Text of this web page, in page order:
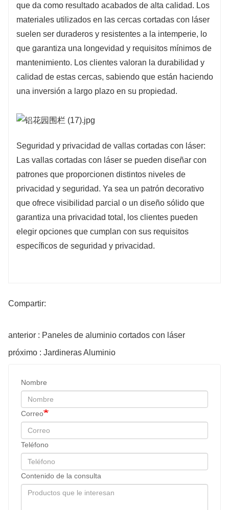
que da como resultado acabados de alta calidad. Los
materiales utilizados en las cercas cortadas con láser
suelen ser duraderos y resistentes a la intemperie, lo
que garantiza una longevidad y requisitos mínimos de
mantenimiento. Los clientes valoran la durabilidad y
calidad de estas cercas, sabiendo que están haciendo
una inversión a largo plazo en su propiedad.
Seguridad y privacidad de vallas cortadas con láser:
Las vallas cortadas con láser se pueden diseñar con
patrones que proporcionen distintos niveles de
privacidad y seguridad. Ya sea un patrón decorativo
que ofrece visibilidad parcial o un diseño sólido que
garantiza una privacidad total, los clientes pueden
elegir opciones que cumplan con sus requisitos
específicos de seguridad y privacidad.
Compartir:
anterior : Paneles de aluminio cortados con láser
próximo : Jardineras Aluminio
Nombre
Correo
Teléfono
Contenido de la consulta